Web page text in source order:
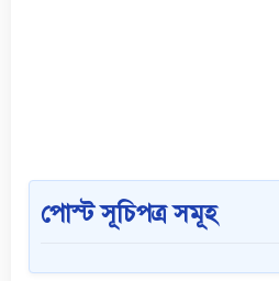
পোস্ট সূচিপত্র সমূহ